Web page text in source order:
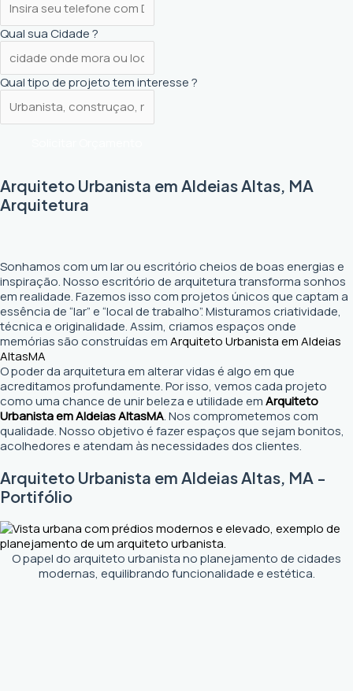
Qual sua Cidade ?
Qual tipo de projeto tem interesse ?
Arquiteto Urbanista em Aldeias Altas, MA
Arquitetura
Sonhamos com um lar ou escritório cheios de boas energias e
inspiração. Nosso escritório de arquitetura transforma sonhos
em realidade. Fazemos isso com projetos únicos que captam a
essência de “lar” e “local de trabalho”. Misturamos criatividade,
técnica e originalidade. Assim, criamos espaços onde
memórias são construídas emArquiteto Urbanista em Aldeias
AltasMA
O poder da arquitetura em alterar vidas é algo em que
acreditamos profundamente. Por isso, vemos cada projeto
como uma chance de unir beleza e utilidade emArquiteto
Urbanista em Aldeias AltasMA. Nos comprometemos com
qualidade. Nosso objetivo é fazer espaços que sejam bonitos,
acolhedores e atendam às necessidades dos clientes.
Arquiteto Urbanista em Aldeias Altas, MA -
Portifólio
O papel do arquiteto urbanista no planejamento de cidades
modernas, equilibrando funcionalidade e estética.